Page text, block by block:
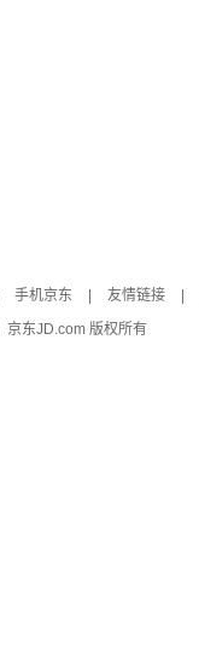
手机京东 友情链接
京东JD.com 版权所有